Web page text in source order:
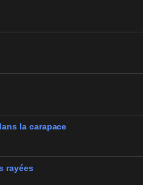
la carapace
rayées